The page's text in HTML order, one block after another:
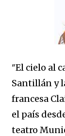
"El cielo al
Santillán y
francesa
el país
teatro